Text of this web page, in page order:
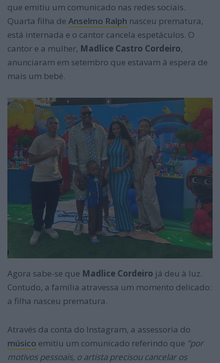
que emitiu um comunicado nas redes sociais.
Quarta filha de Anselmo Ralph nasceu prematura,
está internada e o cantor cancela espetáculos. O
cantor e a mulher, Madlice Castro Cordeiro,
anunciaram em setembro que estavam à espera de
mais um bebé.
Agora sabe-se que Madlice Cordeiro já deu à luz.
Contudo, a família atravessa um momento delicado:
a filha nasceu prematura.
Através da conta do Instagram, a assessoria do
músico emitiu um comunicado referindo que “por
motivos pessoais, o artista precisou cancelar os